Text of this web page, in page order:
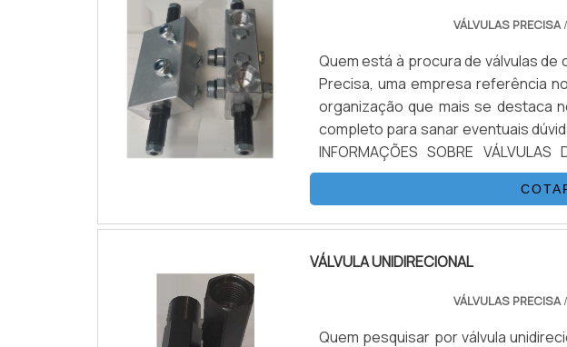
VÁLVULAS PRECISA
Quem está à procura de válvulas
Precisa, uma empresa referência
organização que mais se destaca
completo para sanar eventuais
INFORMAÇÕES SOBRE VÁLVULAS
encontrar válvulas de controle
VÁLVULA UNIDIRECIONAL
VÁLVULAS PRECISA
Quem pesquisar por válvula